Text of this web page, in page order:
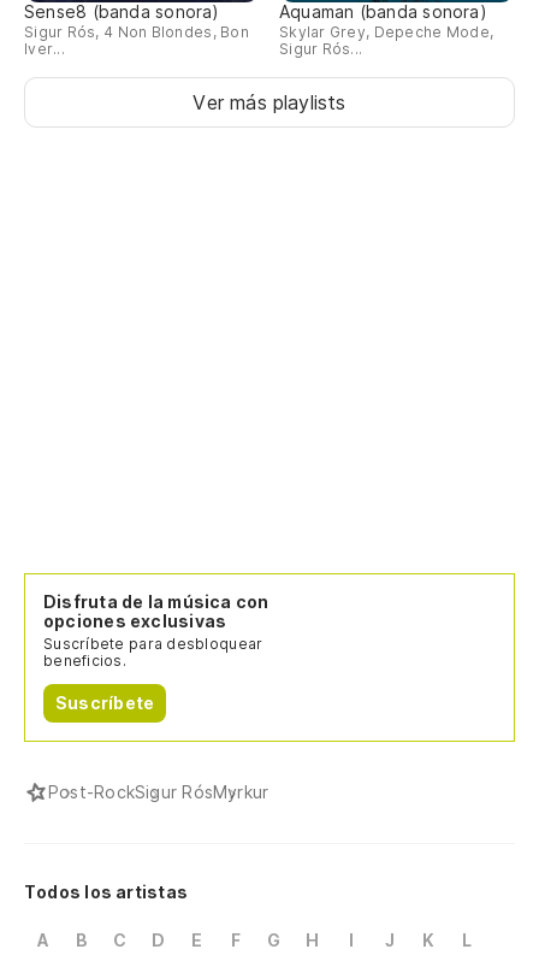
Sense8 (banda sonora)
Sigur Rós, 4 Non Blondes, Bon
Iver...
Aquaman (banda sonora)
Skylar Grey, Depeche Mode,
Sigur Rós...
Ver más playlists
Disfruta de la música con
opciones exclusivas
Suscríbete para desbloquear
beneficios.
Suscríbete
Post-RockSigur RósMyrkur
Todos los artistas
A B C D E F G H I J K
L